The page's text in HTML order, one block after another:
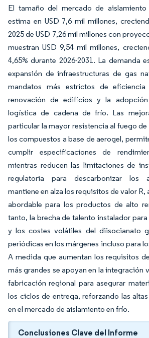
El tamaño del mercado de
estima en USD 7,6 mil millones,
2025 de USD 7,26 mil millones con
muestran USD 9,54 mil millones,
4,65% durante 2026-2031. La demanda
expansión de infraestructuras de gas
mandatos más estrictos de
renovación de edificios y la
logística de cadena de frío. Las
particular la mayor resistencia al fuego
los compuestos a base de aerogel,
cumplir especificaciones de
mientras reducen las limitaciones de
regulatoria para descarbonizar los
mantiene en alza los requisitos de valor R,
abordable para los productos de alto
tanto, la brecha de talento instalador
y los costes volátiles del diisocianato
periódicas en los márgenes incluso para
A medida que aumentan los requisitos
más grandes se apoyan en la integración
fabricación regional para asegurar
los ciclos de entrega, reforzando las
en el mercado de aislamiento en frío.
Conclusiones Clave del Informe